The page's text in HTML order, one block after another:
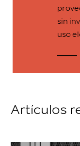
sin
uso
Artículos